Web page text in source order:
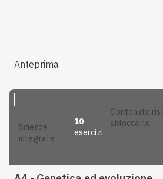
Anteprima
scienze
integrate
10
esercizi
contenuto riservato: accedi per
sbloccarlo.